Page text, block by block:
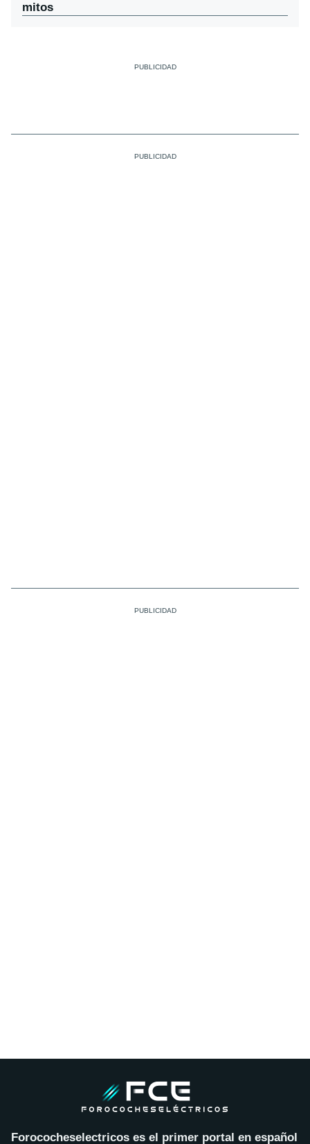
mitos
Forococheselectricos es el primer portal en español